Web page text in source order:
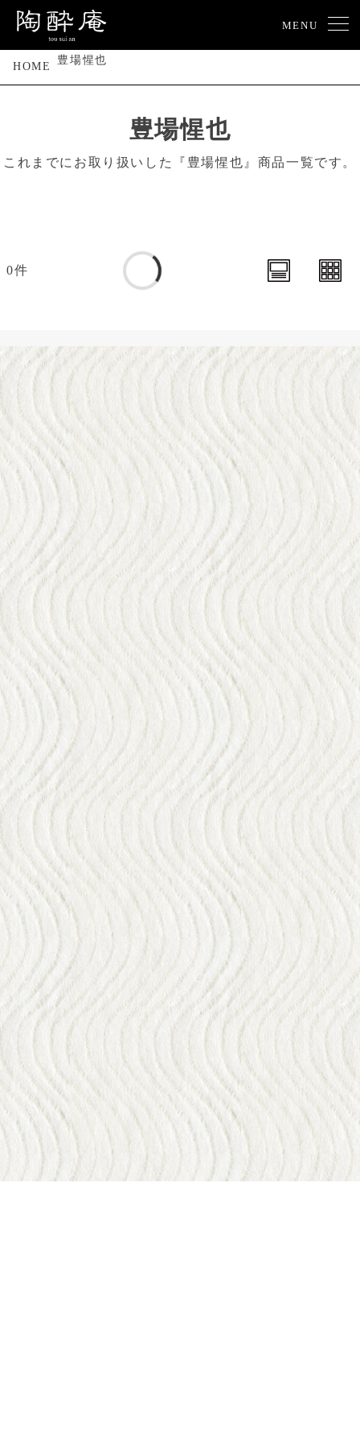
MENU
HOME
豊場惺也
豊場惺也
これまでにお取り扱いした『豊場惺也』商品一覧です。